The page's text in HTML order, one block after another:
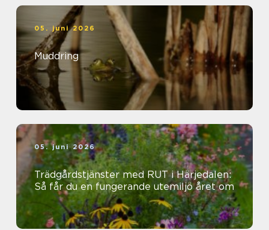
05. juni 2026
Muddring
05. juni 2026
Trädgårdstjänster med RUT i Härjedalen:
Så får du en fungerande utemiljö året om